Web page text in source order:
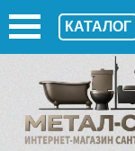
КАТАЛОГ